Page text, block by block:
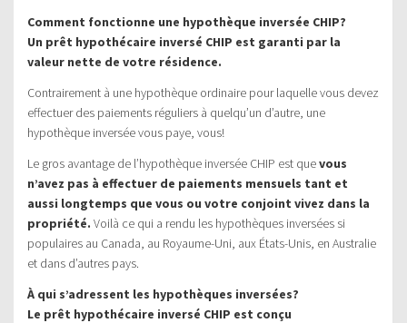
Comment fonctionne une hypothèque inversée CHIP?
Un prêt hypothécaire inversé CHIP est garanti par la
valeur nette de votre résidence.
Contrairement à une hypothèque ordinaire pour laquelle vous devez
effectuer des paiements réguliers à quelqu’un d’autre, une
hypothèque inversée vous paye, vous!
Le gros avantage de l’hypothèque inversée CHIP est quevous
n’avez pas à effectuer de paiements mensuels tant et
aussi longtemps que vous ou votre conjoint vivez dans la
propriété. Voilà ce qui a rendu les hypothèques inversées si
populaires au Canada, au Royaume-Uni, aux États-Unis, en Australie
et dans d’autres pays.
À qui s’adressent les hypothèques inversées?
Le prêt hypothécaire inversé CHIP est conçu